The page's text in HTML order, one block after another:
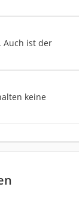
Auch ist der
keine